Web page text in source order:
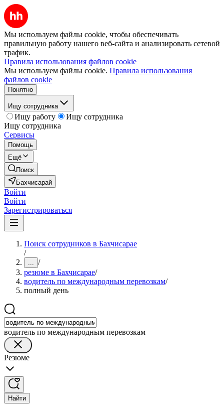
Мы используем файлы cookie, чтобы обеспечивать
правильную работу нашего веб-сайта и анализировать сетевой
трафик.
Правила использования файлов cookie
Мы используем файлы cookie. Правила использования
файлов cookie
Понятно
Ищу сотрудника
Ищу работу
Ищу сотрудника
Ищу сотрудника
Сервисы
Помощь
Ещё
Поиск
Бахчисарай
Войти
Войти
Зарегистрироваться
Поиск сотрудников в Бахчисарае
/
... /
резюме в Бахчисарае/
водитель по международным перевозкам/
полный день
водитель по международным перевозкам
Резюме
Найти